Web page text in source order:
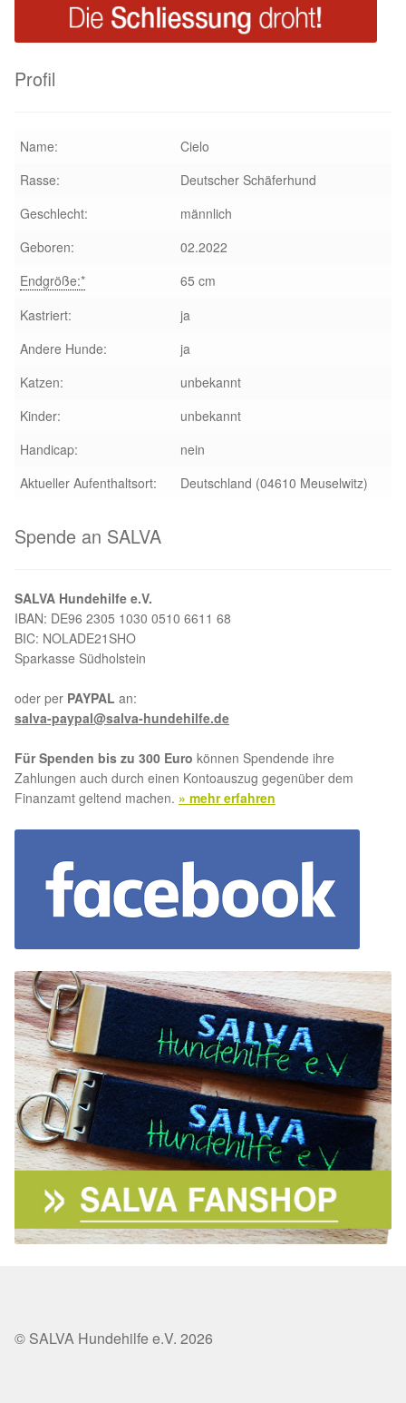
Reiseberichte
Kreativprojekte
Aktion „Hilfe La Linea“
Partnertierheim in Bulgarien
Partnertierheim in Polen
Profil
Name:
Cielo
Rasse:
Deutscher Schäferhund
Geschlecht:
männlich
Geboren:
02.2022
Endgröße:*
65 cm
Kastriert:
ja
Andere Hunde:
ja
Katzen:
unbekannt
Kinder:
unbekannt
Handicap:
nein
Aktueller Aufenthaltsort:
Deutschland (04610 Meuselwitz)
Spende an SALVA
SALVA Hundehilfe e.V.
IBAN: DE96 2305 1030 0510 6611 68
BIC: NOLADE21SHO
Sparkasse Südholstein
oder per PAYPAL an:
salva-paypal@salva-hundehilfe.de
Für Spenden bis zu 300 Euro können Spendende ihre
Zahlungen auch durch einen Kontoauszug gegenüber dem
Finanzamt geltend machen. » mehr erfahren
© SALVA Hundehilfe e.V. 2026